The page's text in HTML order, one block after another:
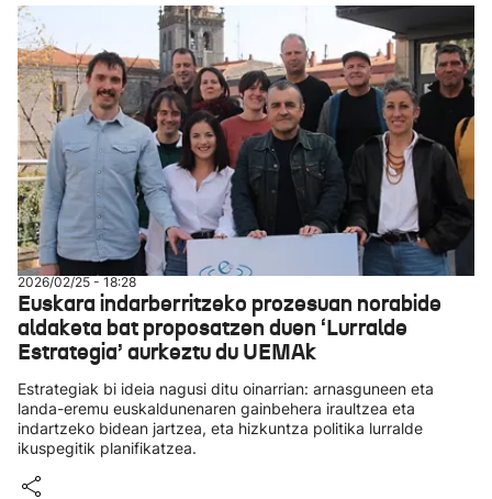
2026/02/25 - 18:28
Euskara indarberritzeko prozesuan norabide
aldaketa bat proposatzen duen ‘Lurralde
Estrategia’ aurkeztu du UEMAk
Estrategiak bi ideia nagusi ditu oinarrian: arnasguneen eta
landa-eremu euskaldunenaren gainbehera iraultzea eta
indartzeko bidean jartzea, eta hizkuntza politika lurralde
ikuspegitik planifikatzea.